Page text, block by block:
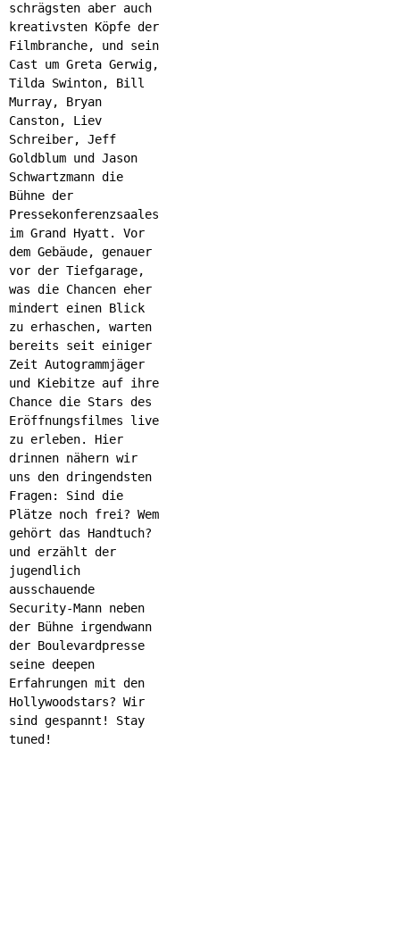
schrägsten aber auch
kreativsten Köpfe der
Filmbranche, und sein
Cast um Greta Gerwig,
Tilda Swinton, Bill
Murray, Bryan
Canston, Liev
Schreiber, Jeff
Goldblum und Jason
Schwartzmann die
Bühne der
Pressekonferenzsaales
im Grand Hyatt. Vor
dem Gebäude, genauer
vor der Tiefgarage,
was die Chancen eher
mindert einen Blick
zu erhaschen, warten
bereits seit einiger
Zeit Autogrammjäger
und Kiebitze auf ihre
Chance die Stars des
Eröffnungsfilmes live
zu erleben. Hier
drinnen nähern wir
uns den dringendsten
Fragen: Sind die
Plätze noch frei? Wem
gehört das Handtuch?
und erzählt der
jugendlich
ausschauende
Security-Mann neben
der Bühne irgendwann
der Boulevardpresse
seine deepen
Erfahrungen mit den
Hollywoodstars? Wir
sind gespannt! Stay
tuned!